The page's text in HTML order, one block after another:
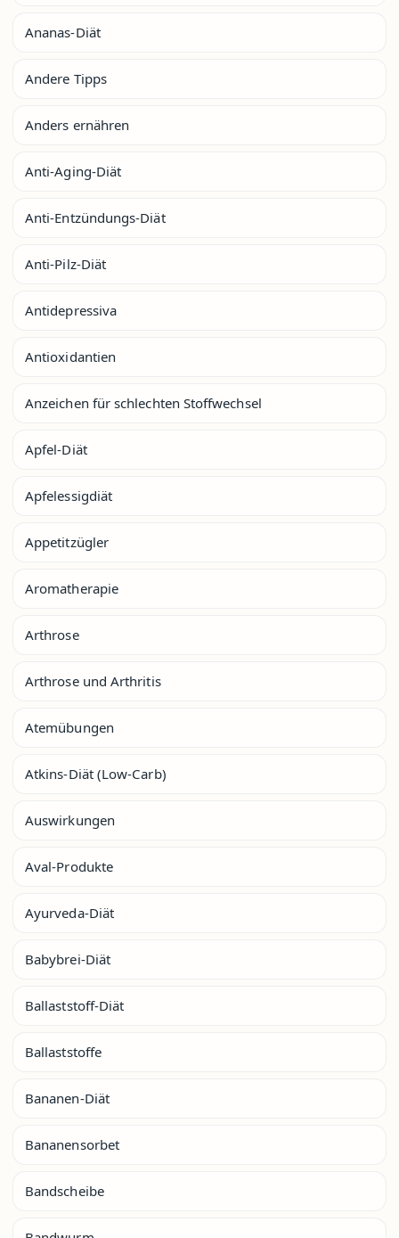
Ananas-Diät
Andere Tipps
Anders ernähren
Anti-Aging-Diät
Anti-Entzündungs-Diät
Anti-Pilz-Diät
Antidepressiva
Antioxidantien
Anzeichen für schlechten Stoffwechsel
Apfel-Diät
Apfelessigdiät
Appetitzügler
Aromatherapie
Arthrose
Arthrose und Arthritis
Atemübungen
Atkins-Diät (Low-Carb)
Auswirkungen
Aval-Produkte
Ayurveda-Diät
Babybrei-Diät
Ballaststoff-Diät
Ballaststoffe
Bananen-Diät
Bananensorbet
Bandscheibe